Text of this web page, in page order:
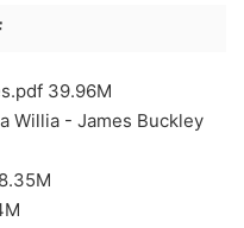
39.96M
Willia - James Buckley